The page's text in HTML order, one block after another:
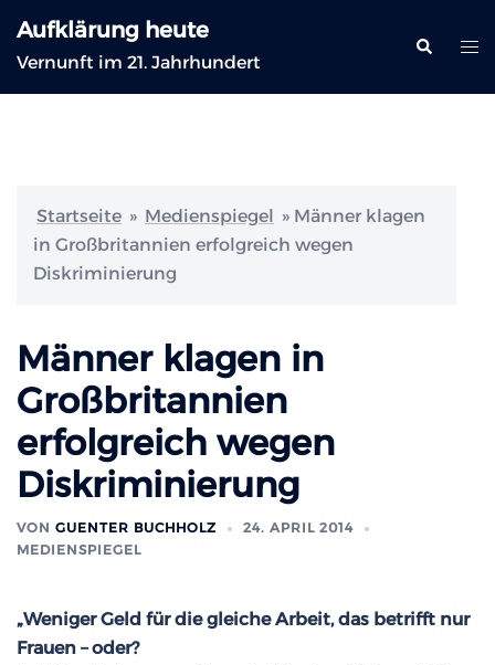
Inhalt
springen
Aufklärung heute
Vernunft im 21. Jahrhundert
Suche
Startseite » Medienspiegel » Männer klagen
in Großbritannien erfolgreich wegen
Diskriminierung
Männer klagen in
Großbritannien
erfolgreich wegen
Diskriminierung
VON GUENTER BUCHHOLZ
24. APRIL 2014
MEDIENSPIEGEL
„Weniger Geld für die gleiche Arbeit, das betrifft nur
Frauen – oder?